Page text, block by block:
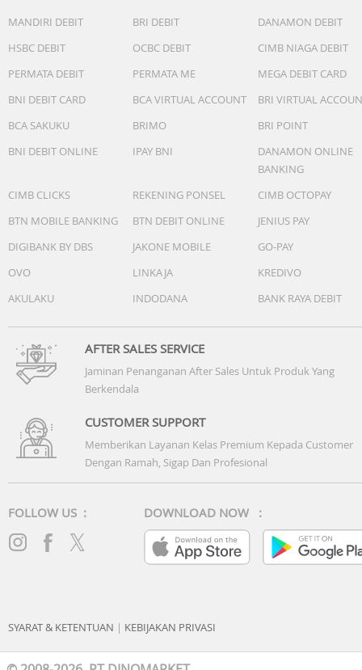
MANDIRI DEBIT BRI DEBIT
DANAMON DEBIT
HSBC DEBIT
OCBC DEBIT
CIMB NIAGA DEBIT
PERMATA DEBIT
PERMATA ME
MEGA DEBIT CARD
BNI DEBIT CARD
BCA VIRTUAL ACCOUNT
BRI VIRTUAL
BCA SAKUKU
BRIMO
BRI POINT
BNI DEBIT ONLINE
IPAY BNI
DANAMON ONLINE
BANKING
CIMB CLICKS
REKENING PONSEL
CIMB OCTOPAY
BTN MOBILE BANKING
BTN DEBIT ONLINE
JENIUS PAY
DIGIBANK BY DBS
JAKONE MOBILE
GO-PAY
OVO
LINKAJA
KREDIVO
AKULAKU
INDODANA BANK RAYA DEBIT
AFTER SALES SERVICE
Jaminan Penanganan After Sales Untuk Produk Yang
Berkendala
CUSTOMER SUPPORT
Memberikan Layanan Kelas Premium Kepada Customer
Dengan Ramah, Sigap Dan Profesional
FOLLOW US : DOWNLOAD NOW :
SYARAT & KETENTUAN | KEBIJAKAN PRIVASI